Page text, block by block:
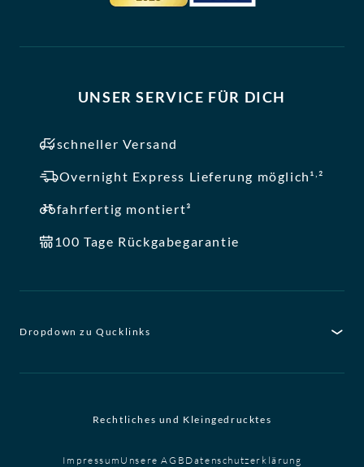
UNSER SERVICE FÜR DICH
schneller Versand
Overnight Express Lieferung möglich¹ ,²
fahrfertig montiert³
100 Tage Rückgabegarantie
Dropdown zu Qucklinks
Rechtliches und Kleingedrucktes
Impressum Unsere AGB Datenschutzerklärung